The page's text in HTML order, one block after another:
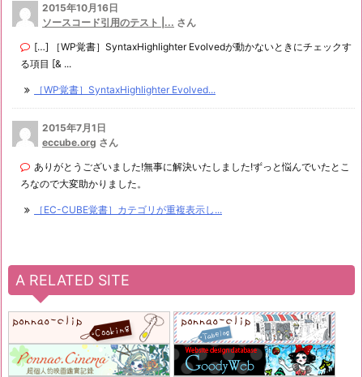
2015年10月16日
ソースコード引用のテスト |... さん
[…] ［WP覚書］SyntaxHighlighter Evolvedが動かないときにチェックす
る項目 [& ...
［WP覚書］SyntaxHighlighter Evolved...
2015年7月1日
eccube.org さん
ありがとうございました!無事に解決いたしました!ずっと悩んでいたとこ
ろなので大変助かりました。
［EC-CUBE覚書］カテゴリが重複表示し...
A RELATED SITE